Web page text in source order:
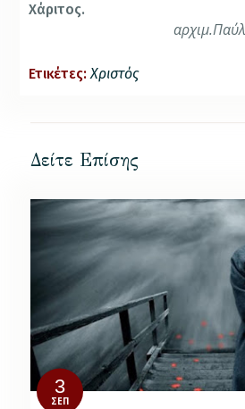
Χάριτος.
Ετικέτες: Χριστός
Δείτε Επίσης
3
ΣΕΠ